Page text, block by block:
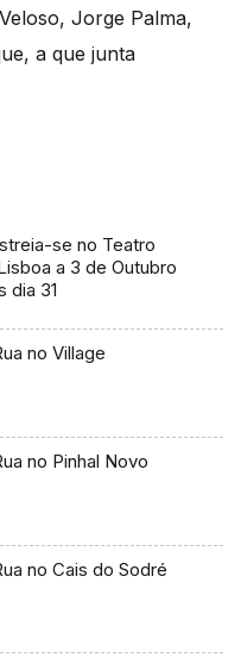
Jorge Palma,
a que junta
se no Teatro
a 3 de Outubro
dia 31
no Village
no Pinhal Novo
no Cais do Sodré